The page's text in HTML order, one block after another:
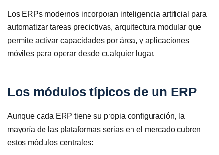
Los ERPs modernos incorporan inteligencia artificial para
automatizar tareas predictivas, arquitectura modular que
permite activar capacidades por área, y aplicaciones
móviles para operar desde cualquier lugar.
Los módulos típicos de un ERP
Aunque cada ERP tiene su propia configuración, la
mayoría de las plataformas serias en el mercado cubren
estos módulos centrales: